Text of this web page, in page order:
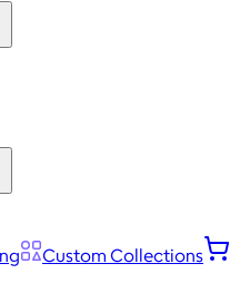
Custom Collections